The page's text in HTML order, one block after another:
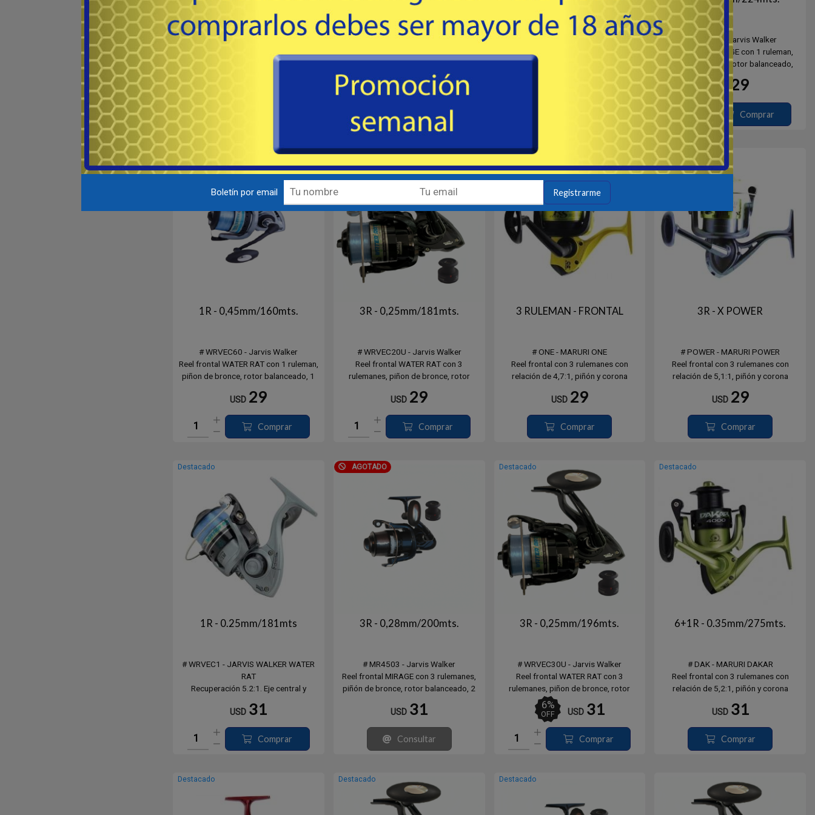
# WRVEC30 - Jarvis Walker
Reel frontal WATER RAT con 1 ruleman,
piñon de bronce, rotor balanceado,
carrete de grafito lcargado con
monofilamento, recuperacion 5.2:1.
# WRVEC40 - Jarvis Walker
Reel frontal WATER RAT con 1 ruleman,
piñon de bronce, rotor balanceado, 1
carrete de grafito cargado con
monofilamento, recuperacion 5.2:1.
USD 27
Comprar
# WRVEC3 - JARVIS WALKER WATER
Recuperación 5.2:1. Eje central y
tornilleria de acero inoxidable. Ingrese
# MR7001 - Jarvis Walker
Reel frontal MIRAGE con 1 ruleman,
piñon de bronce, rotor balanceado,
carrete de grafito long cast,
recuperacion 4.1:1.
Eje central y tornilleria de acero
inoxidable.
USD 29
Comprar
1R - 0,45mm/160mts.
# WRVEC60 - Jarvis Walker
Reel frontal WATER RAT con 1 ruleman,
piñon de bronce, rotor balanceado, 1
monofilamento, recuperacion 5.2:1.
inoxidable.
USD 29
Comprar
Destacado
3R - 0,25mm/181mts.
# WRVEC20U - Jarvis Walker
Reel frontal WATER RAT con 3
rulemanes, piñon de bronce, rotor
grafito cargado con monofilamento,
Eje central y tornilleria de acero
inoxidable.
USD 29
Comprar
Destacado
3 RULEMAN - FRONTAL
# ONE - MARURI ONE
Reel frontal con 3 rulemanes con
relación de 4,7:1, piñón y corona
# ONE5000 - Carga: 0.30 / 320mts
USD 29
Comprar
Destacado
3R - X POWER
# POWER - MARURI POWER
Reel frontal con 3 rulemanes con
relación de 5,1:1, piñón y corona
# POW5000 - Carga: 0.35 / 275mts
USD 29
Comprar
Destacado
1R - 0.25mm/181mts
# WRVEC1 - JARVIS WALKER WATER
RAT
Recuperación 5.2:1. Eje central y
para ver variantes.
USD 31
Comprar
AGOTADO
3R - 0,28mm/200mts.
# MR4503 - Jarvis Walker
Reel frontal MIRAGE con 3 rulemanes,
piñón de bronce, rotor balanceado, 2
recuperacion 5.2:1.
inoxidable.
USD 31
Consultar
Destacado
3R - 0,25mm/196mts.
# WRVEC30U - Jarvis Walker
Reel frontal WATER RAT con 3
rulemanes, piñon de bronce, rotor
balanceado, 2 carretes long cast de
grafito cargado con monofilamento,
recuperacion 5.2:1.
Eje central y tornilleria de acero
inoxidable.
6%
OFF USD 31
Comprar
Destacado
6+1R - 0.35mm/275mts.
# DAK - MARURI DAKAR
Reel frontal con 3 rulemanes con
relación de 5,2:1, piñón y corona
# DAK5000 - Carga: 0.35 / 275mts
# K6000BG - Color Rosado.
USD 31
Comprar
Destacado Destacado Destacado
Boletín por email Registrarme